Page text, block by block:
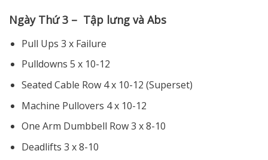
Ngày Thứ 3 – Tập lưng và Abs
Pull Ups 3 x Failure
Pulldowns 5 x 10-12
Seated Cable Row 4 x 10-12 (Superset)
Machine Pullovers 4 x 10-12
One Arm Dumbbell Row 3 x 8-10
Deadlifts 3 x 8-10